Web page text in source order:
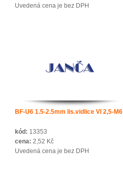
Uvedená cena je bez DPH
BF-U6 1.5-2.5mm lis.vidlice VI 2,5-M6
kód: 13353
cena: 2,52 Kč
Uvedená cena je bez DPH